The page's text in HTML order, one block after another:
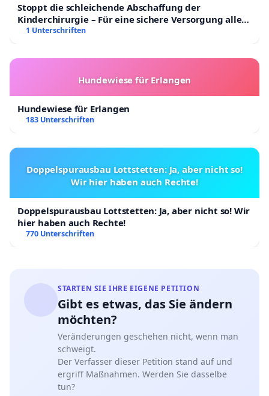
Stoppt die schleichende Abschaffung der
Kinderchirurgie – Für eine sichere Versorgung aller
Kinder in Deutschland
1 Unterschriften
Hundewiese für Erlangen
Hundewiese für Erlangen
183 Unterschriften
Doppelspurausbau Lottstetten: Ja, aber nicht so!
Wir hier haben auch Rechte!
Doppelspurausbau Lottstetten: Ja, aber nicht so! Wir
hier haben auch Rechte!
770 Unterschriften
STARTEN SIE IHRE EIGENE PETITION
Gibt es etwas, das Sie ändern
möchten?
Veränderungen geschehen nicht, wenn man
schweigt.
Der Verfasser dieser Petition stand auf und
ergriff Maßnahmen. Werden Sie dasselbe
tun?